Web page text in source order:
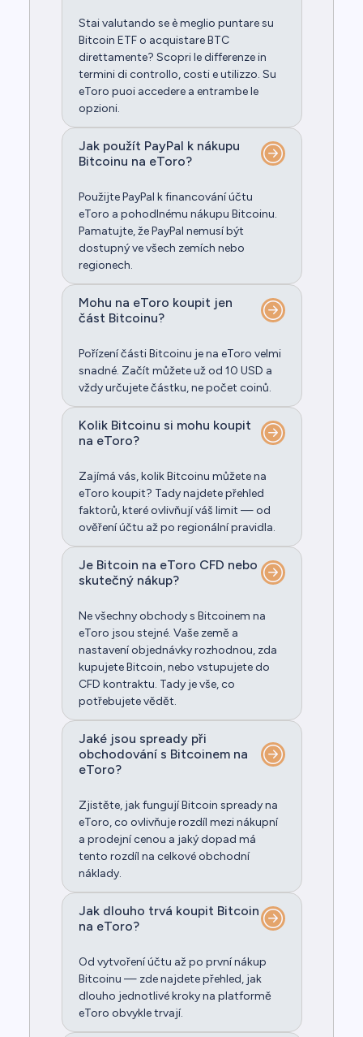
Stai valutando se è meglio puntare su
Bitcoin ETF o acquistare BTC
direttamente? Scopri le differenze in
termini di controllo, costi e utilizzo. Su
eToro puoi accedere a entrambe le
opzioni.
Jak použít PayPal k nákupu
Bitcoinu na eToro?
Použijte PayPal k financování účtu
eToro a pohodlnému nákupu Bitcoinu.
Pamatujte, že PayPal nemusí být
dostupný ve všech zemích nebo
regionech.
Mohu na eToro koupit jen
část Bitcoinu?
Pořízení části Bitcoinu je na eToro velmi
snadné. Začít můžete už od 10 USD a
vždy určujete částku, ne počet coinů.
Kolik Bitcoinu si mohu koupit
na eToro?
Zajímá vás, kolik Bitcoinu můžete na
eToro koupit? Tady najdete přehled
faktorů, které ovlivňují váš limit — od
ověření účtu až po regionální pravidla.
Je Bitcoin na eToro CFD nebo
skutečný nákup?
Ne všechny obchody s Bitcoinem na
eToro jsou stejné. Vaše země a
nastavení objednávky rozhodnou, zda
kupujete Bitcoin, nebo vstupujete do
CFD kontraktu. Tady je vše, co
potřebujete vědět.
Jaké jsou spready při
obchodování s Bitcoinem na
eToro?
Zjistěte, jak fungují Bitcoin spready na
eToro, co ovlivňuje rozdíl mezi nákupní
a prodejní cenou a jaký dopad má
tento rozdíl na celkové obchodní
náklady.
Jak dlouho trvá koupit Bitcoin
na eToro?
Od vytvoření účtu až po první nákup
Bitcoinu — zde najdete přehled, jak
dlouho jednotlivé kroky na platformě
eToro obvykle trvají.